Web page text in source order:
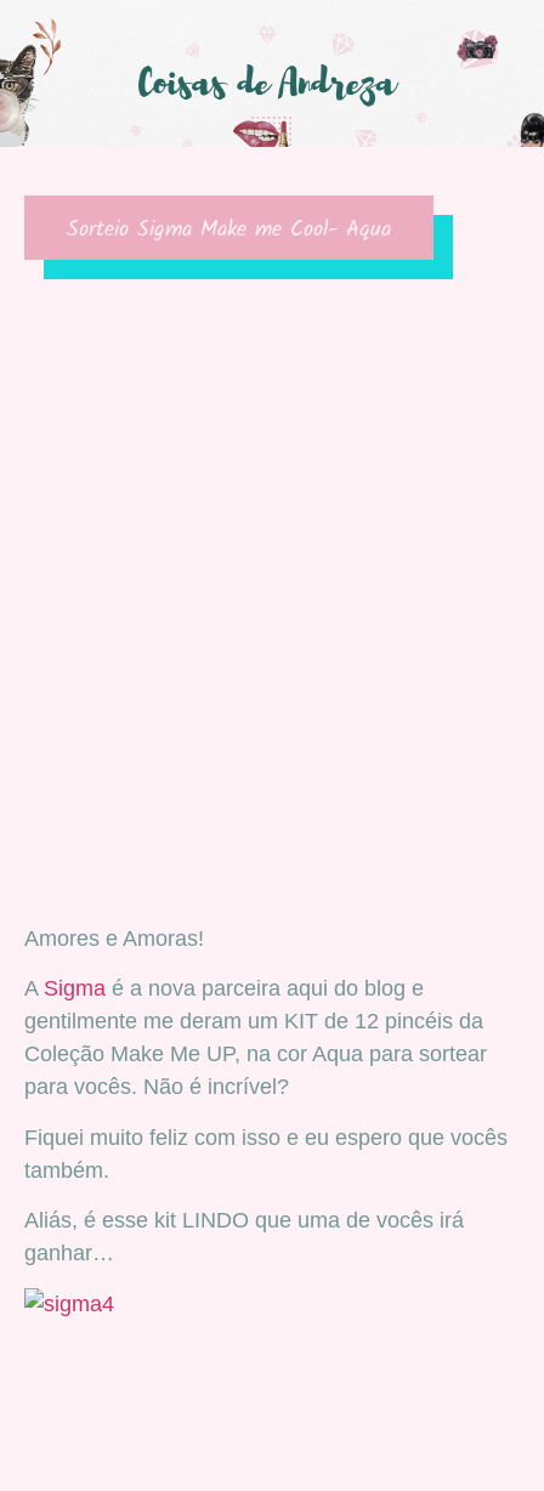
Sorteio Sigma Make me Cool- Aqua
Amores e Amoras!
A Sigma é a nova parceira aqui do blog e
gentilmente me deram um KIT de 12 pincéis da
Coleção Make Me UP, na cor Aqua para sortear
para vocês. Não é incrível?
Fiquei muito feliz com isso e eu espero que vocês
também.
Aliás, é esse kit LINDO que uma de vocês irá
ganhar…